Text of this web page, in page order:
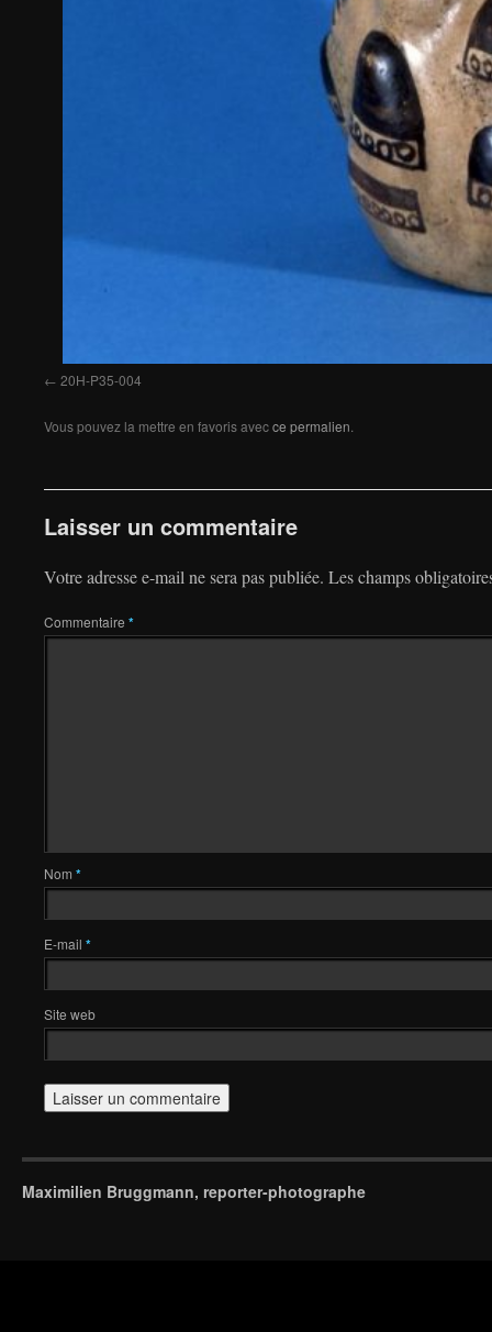
20H-P35-004
Vous pouvez la mettre en favoris avecce permalien
Laisser un commentaire
Votre adresse e-mail ne sera pas publiée. Les champs
Commentaire *
Nom *
E-mail *
Site web
Maximilien Bruggmann, reporter-photographe